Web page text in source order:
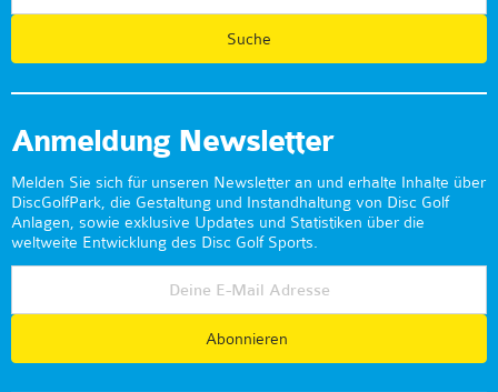
Anmeldung Newsletter
Melden Sie sich für unseren Newsletter an und erhalte Inhalte über
DiscGolfPark, die Gestaltung und Instandhaltung von Disc Golf
Anlagen, sowie exklusive Updates und Statistiken über die
weltweite Entwicklung des Disc Golf Sports.
Abonnieren